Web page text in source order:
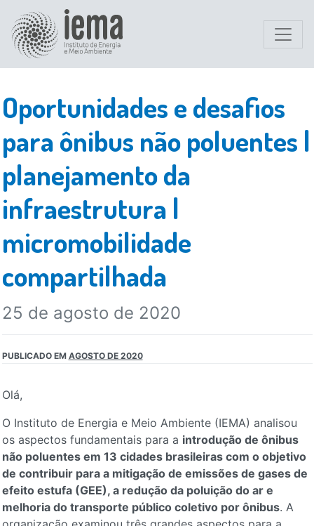
Oportunidades e desafios
para ônibus não poluentes |
planejamento da
infraestrutura |
micromobilidade
compartilhada
25 de agosto de 2020
PUBLICADO EM AGOSTO DE 2020
Olá,
O Instituto de Energia e Meio Ambiente (IEMA) analisou
os aspectos fundamentais para a introdução de ônibus
não poluentes em 13 cidades brasileiras com o objetivo
de contribuir para a mitigação de emissões de gases de
efeito estufa (GEE), a redução da poluição do ar e
melhoria do transporte público coletivo por ônibus. A